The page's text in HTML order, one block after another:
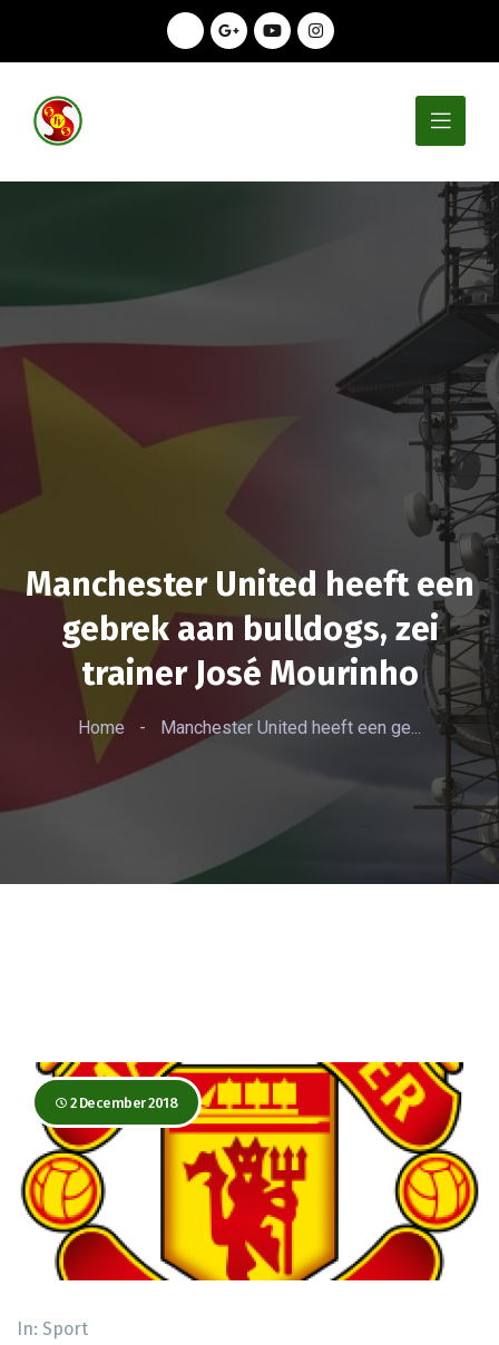
Manchester United heeft een
gebrek aan bulldogs, zei
trainer José Mourinho
Home - Manchester United heeft een ge...
2 December 2018
In: Sport